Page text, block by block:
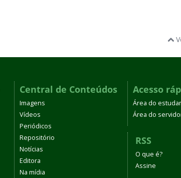
Central de Conteúdos
Imagens
Vídeos
Periódicos
Repositório
Notícias
Editora
Na mídia
Acesso
Área do
Área do
RSS
O que é?
Assine